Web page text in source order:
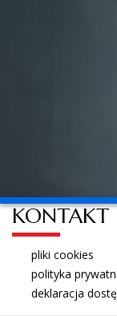
KONTAKT
pliki cookies
polityka
deklaracja